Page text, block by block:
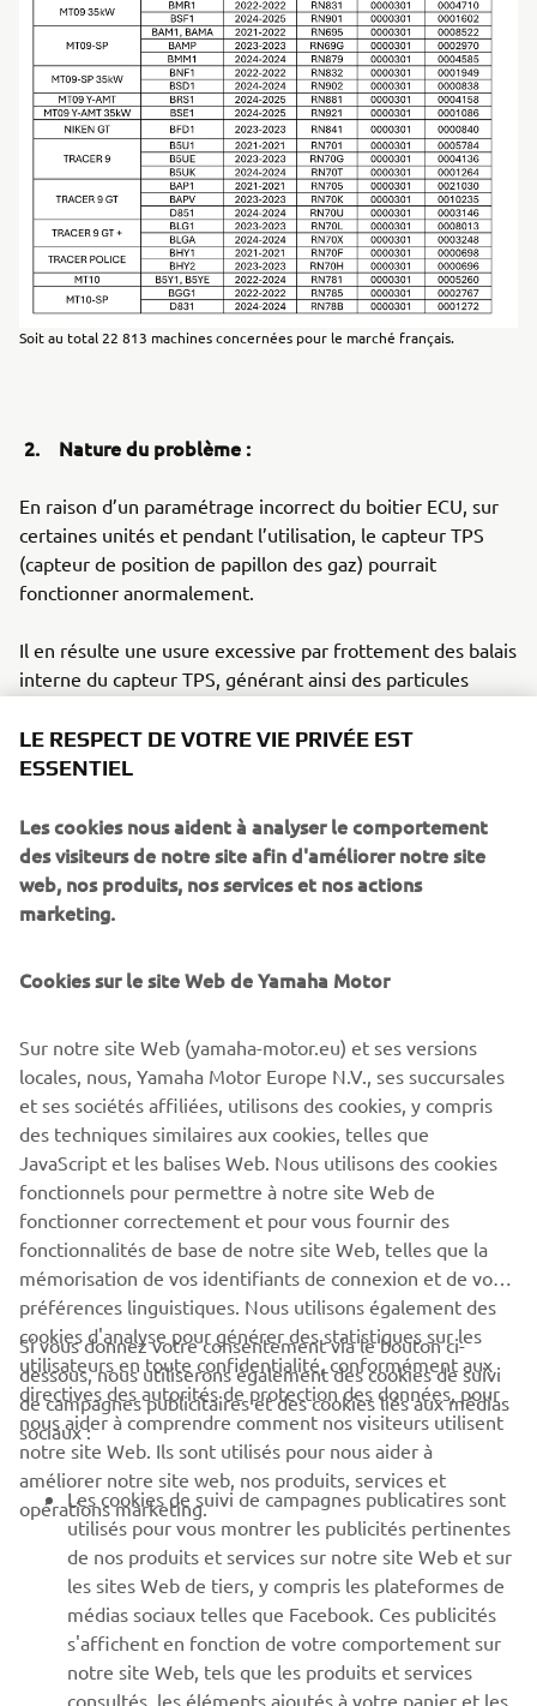
Soit au total 22 813 machines concernées pour le marché français.
2. Nature du problème :
En raison d’un paramétrage incorrect du boitier ECU, sur
certaines unités et pendant l’utilisation, le capteur TPS
(capteur de position de papillon des gaz) pourrait
fonctionner anormalement.
Il en résulte une usure excessive par frottement des balais
interne du capteur TPS, générant ainsi des particules
Ces particules d’abrasion pourraient s’accumuler sur les
du voyant moteur et du code erreur P2135 suivi des
anomalies suivantes :
• Un régime de ralenti instable
Pour pallier cela, Yamaha initie une campagne de rappel
remplacer le capteur TPS.
Les clients possesseurs de ces machines ont été prévenus
par courrier recommandé et devront prendre rendez-vous
dans les meilleurs délais avec leur concessionnaire
Yamaha afin de faire procéder gratuitement à cette
intervention.
CORPORATE
PROS & B2B
PLUS YAMAHA
SUPPORT
NEWSLETTER
LE RESPECT DE VOTRE VIE PRIVÉE EST
ESSENTIEL
Les cookies nous aident à analyser le comportement
des visiteurs de notre site afin d'améliorer notre site
web, nos produits, nos services et nos actions
marketing.
Cookies sur le site Web de Yamaha Motor
Sur notre site Web (yamaha-motor.eu) et ses versions
locales, nous, Yamaha Motor Europe N.V., ses succursales
et ses sociétés affiliées, utilisons des cookies, y compris
des techniques similaires aux cookies, telles que
JavaScript et les balises Web. Nous utilisons des cookies
fonctionnels pour permettre à notre site Web de
fonctionner correctement et pour vous fournir des
fonctionnalités de base de notre site Web, telles que la
mémorisation de vos identifiants de connexion et de vos
préférences linguistiques. Nous utilisons également des
cookies d'analyse pour générer des statistiques sur les
utilisateurs en toute confidentialité, conformément aux
directives des autorités de protection des données, pour
nous aider à comprendre comment nos visiteurs utilisent
notre site Web. Ils sont utilisés pour nous aider à
améliorer notre site web, nos produits, services et
opérations marketing.
Si vous donnez votre consentement via le bouton ci-
dessous, nous utiliserons également des cookies de suivi
de campagnes publicitaires et des cookies liés aux médias
sociaux :
Les cookies de suivi de campagnes publicatires sont
utilisés pour vous montrer les publicités pertinentes
de nos produits et services sur notre site Web et sur
les sites Web de tiers, y compris les plateformes de
médias sociaux telles que Facebook. Ces publicités
s'affichent en fonction de votre comportement sur
notre site Web, tels que les produits et services
consultés, les éléments ajoutés à votre panier et les